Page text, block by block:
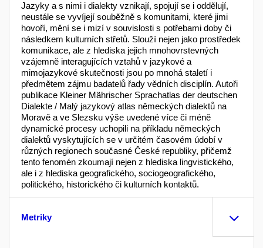
Jazyky a s nimi i dialekty vznikají, spojují se i oddělují,
neustále se vyvíjejí souběžně s komunitami, které jimi
hovoří, mění se i mizí v souvislosti s potřebami doby či
následkem kulturních střetů. Slouží nejen jako prostředek
komunikace, ale z hlediska jejich mnohovrstevných
vzájemně interagujících vztahů v jazykové a
mimojazykové skutečnosti jsou po mnohá staletí i
předmětem zájmu badatelů řady vědních disciplín. Autoři
publikace Kleiner Mährischer Sprachatlas der deutschen
Dialekte / Malý jazykový atlas německých dialektů na
Moravě a ve Slezsku výše uvedené více či méně
dynamické procesy uchopili na příkladu německých
dialektů vyskytujících se v určitém časovém údobí v
různých regionech současné České republiky, přičemž
tento fenomén zkoumají nejen z hlediska lingvistického,
ale i z hlediska geografického, sociogeografického,
politického, historického či kulturních kontaktů.
Metriky